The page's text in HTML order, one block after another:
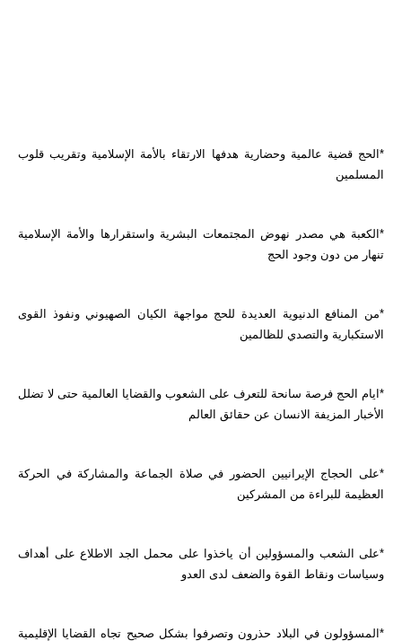
*الحج قضية عالمية وحضارية هدفها الارتقاء بالأمة الإسلامية وتقريب قلوب
المسلمين
*الكعبة هي مصدر نهوض المجتمعات البشرية واستقرارها والأمة الإسلامية
تنهار من دون وجود الحج
*من المنافع الدنيوية العديدة للحج مواجهة الكيان الصهيوني ونفوذ القوى
الاستكبارية والتصدي للظالمين
*ايام الحج فرصة سانحة للتعرف على الشعوب والقضايا العالمية حتى لا تضلل
الأخبار المزيفة الانسان عن حقائق العالم
*على الحجاج الإيرانيين الحضور في صلاة الجماعة والمشاركة في الحركة
العظيمة للبراءة من المشركين
*على الشعب والمسؤولين أن ياخذوا على محمل الجد الاطلاع على أهداف
وسياسات ونقاط القوة والضعف لدى العدو
*المسؤولون في البلاد حذرون وتصرفوا بشكل صحيح تجاه القضايا الإقليمية